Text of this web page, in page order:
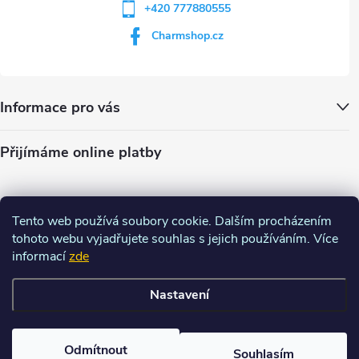
Tento web používá soubory cookie. Dalším procházením
tohoto webu vyjadřujete souhlas s jejich používáním. Více
informacízde
Nastavení
Odmítnout Souhlasím
+420 777880555
Charmshop.cz
Informace pro vás
Přijímáme online platby
nastavení cookies